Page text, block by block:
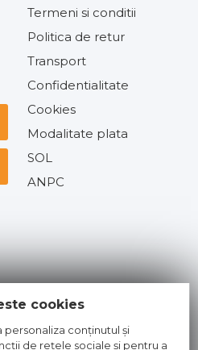
Termeni si conditii
Politica de retur
Transport
Confidentialitate
Cookies
Modalitate plata
SOL
ANPC
cookies
conținutul și
de rețele sociale și pentru a